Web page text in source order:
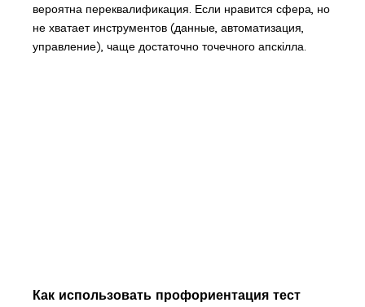
вероятна переквалификация. Если нравится сфера, но
не хватает инструментов (данные, автоматизация,
управление), чаще достаточно точечного апскілла.
Как использовать профориентация тест